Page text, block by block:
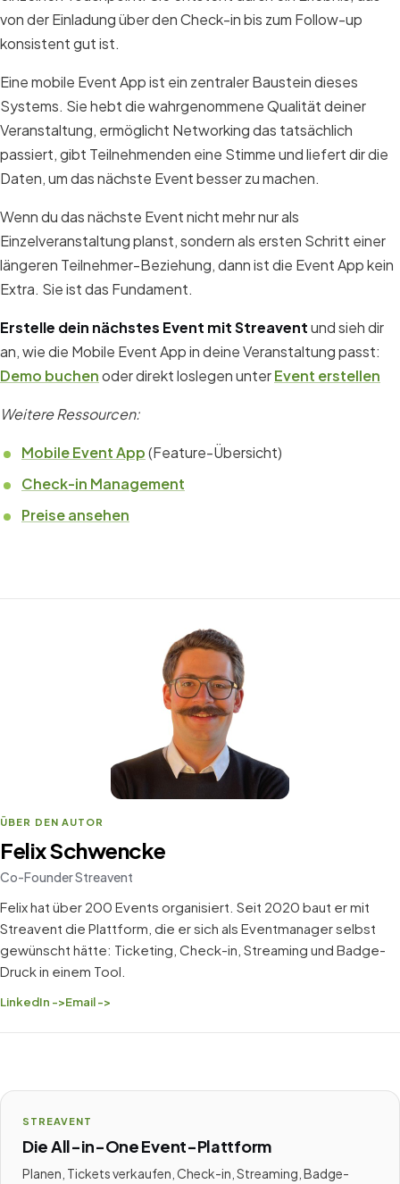
STREAVENT
Die All-in-One Event-Plattform
Planen, Tickets verkaufen, Check-in, Streaming, Badge-
von der Einladung über den Check-in bis zum Follow-up
konsistent gut ist.
Eine mobile Event App ist ein zentraler Baustein dieses
Systems. Sie hebt die wahrgenommene Qualität deiner
Veranstaltung, ermöglicht Networking das tatsächlich
passiert, gibt Teilnehmenden eine Stimme und liefert dir die
Daten, um das nächste Event besser zu machen.
Wenn du das nächste Event nicht mehr nur als
Einzelveranstaltung planst, sondern als ersten Schritt einer
längeren Teilnehmer-Beziehung, dann ist die Event App kein
Extra. Sie ist das Fundament.
Erstelle dein nächstes Event mit Streaventund sieh dir
an, wie die Mobile Event App in deine Veranstaltung passt:
Demo buchenoder direkt loslegen unterEvent erstellen
Weitere Ressourcen:
Mobile Event App(Feature-Übersicht)
Check-in Management
Preise ansehen
ÜBER DEN AUTOR
Felix Schwencke
Co-Founder Streavent
Felix hat über 200 Events organisiert. Seit 2020 baut er mit
Streavent die Plattform, die er sich als Eventmanager selbst
gewünscht hätte: Ticketing, Check-in, Streaming und Badge-
Druck in einem Tool.
LinkedIn ->Email ->